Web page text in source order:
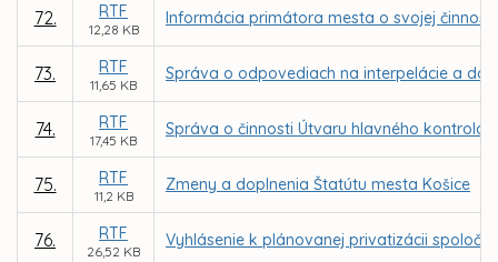
72. RTF
12,28 KB
Informácia primátora mesta o svojej
73. RTF
11,65 KB
Správa o odpovediach na interpelácie a
74. RTF
17,45 KB
Správa o činnosti Útvaru hlavného
75. RTF
11,2 KB
Zmeny a doplnenia Štatútu mesta Košice
76. RTF
26,52 KB
Vyhlásenie k plánovanej privatizácii